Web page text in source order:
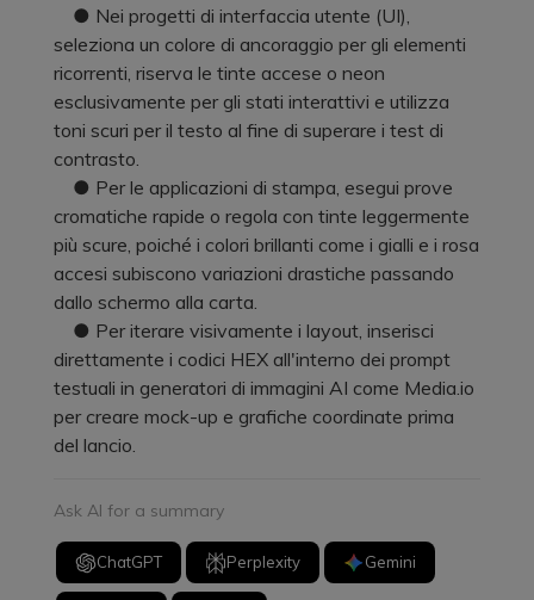
● Nei progetti di interfaccia utente (UI),
seleziona un colore di ancoraggio per gli elementi
ricorrenti, riserva le tinte accese o neon
esclusivamente per gli stati interattivi e utilizza
toni scuri per il testo al fine di superare i test di
contrasto.
● Per le applicazioni di stampa, esegui prove
cromatiche rapide o regola con tinte leggermente
più scure, poiché i colori brillanti come i gialli e i rosa
accesi subiscono variazioni drastiche passando
dallo schermo alla carta.
● Per iterare visivamente i layout, inserisci
direttamente i codici HEX all'interno dei prompt
testuali in generatori di immagini AI come Media.io
per creare mock-up e grafiche coordinate prima
del lancio.
Ask AI for a summary
ChatGPT Perplexity Gemini